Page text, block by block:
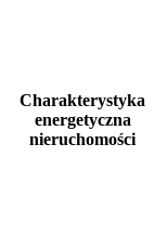
Charakterystyka
energetyczna
nieruchomości